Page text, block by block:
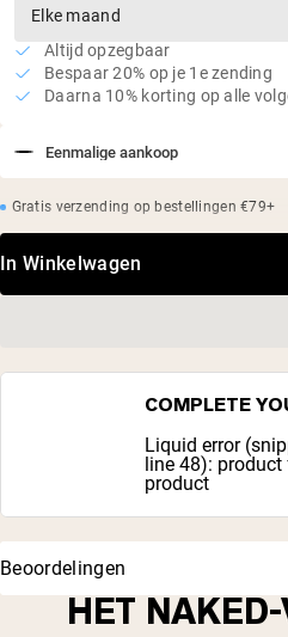
Eenmalige aankoop
Altijd opzegbaar
Bespaar 20% op je 1e zending
Daarna 10% korting op alle
Gratis verzending op bestellingen €79+
In Winkelwagen
COMPLETE
Liquid error
line 48):
product
Beoordelingen
HET